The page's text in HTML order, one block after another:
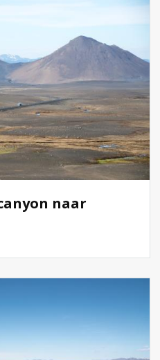
naar